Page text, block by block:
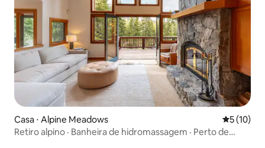
Casa ⋅ Alpine Meadows 5 de uma
5 (10)
Retiro alpino · Banheira de hidromassagem · Perto de